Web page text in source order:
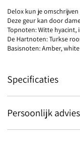
Delox kun je
Deze geur kan door
Topnoten: Witte hyacint,
De Hartnoten: Turkse
Basisnoten: Amber,
Specificaties
Persoonlijk advies